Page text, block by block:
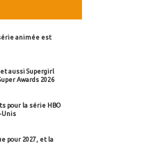
animée est
et aussi Supergirl
Awards 2026
pour la série HBO
Unis
pour 2027, et la